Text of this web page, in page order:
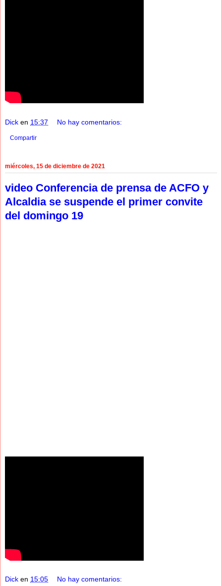
Dick en 15:37 No hay comentarios:
Compartir
miércoles, 15 de diciembre de 2021
video Conferencia de prensa de ACFO y
Alcaldia se suspende el primer convite
del domingo 19
Dick en 15:05 No hay comentarios: